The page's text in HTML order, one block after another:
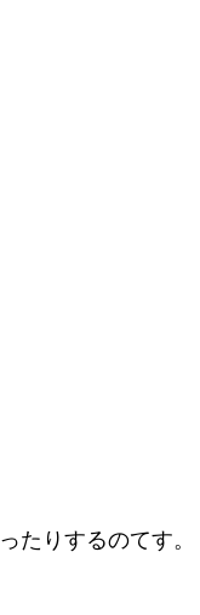
たりするのてす。